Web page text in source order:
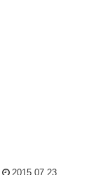
2015.07.23